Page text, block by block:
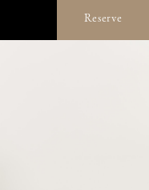
Reserve